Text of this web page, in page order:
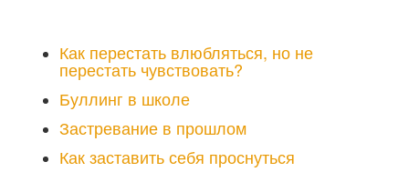
Как перестать влюбляться, но не
перестать чувствовать?
Буллинг в школе
Застревание в прошлом
Как заставить себя проснуться